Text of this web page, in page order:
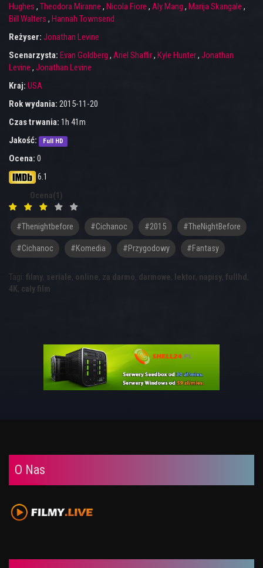
Hughes , Theodora Miranne , Nicola Fiore , Aly Mang , Marija Skangale ,
Bill Walters , Hannah Townsend
Reżyser: Jonathan Levine
Scenarzysta: Evan Goldberg , Ariel Shaffir, Kyle Hunter, Jonathan
Levine , Jonathan Levine
Kraj: USA
Rok wydania: 2015-11-20
Czas trwania: 1h 41m
Jakość:
Full HD
Ocena: 0
6.1
Ocena(1)
#thenightbefore #cichanoc #2015 #TheNightBefore
#Cichanoc #komedia #przygodowy #fantasy
Tagi: filmy, seriale, online, za darmo, darmowe, lektor, napisy, fullhd ,
4K, cały film
O Nas